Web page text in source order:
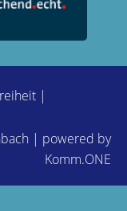
|
| powered by
Komm.ONE